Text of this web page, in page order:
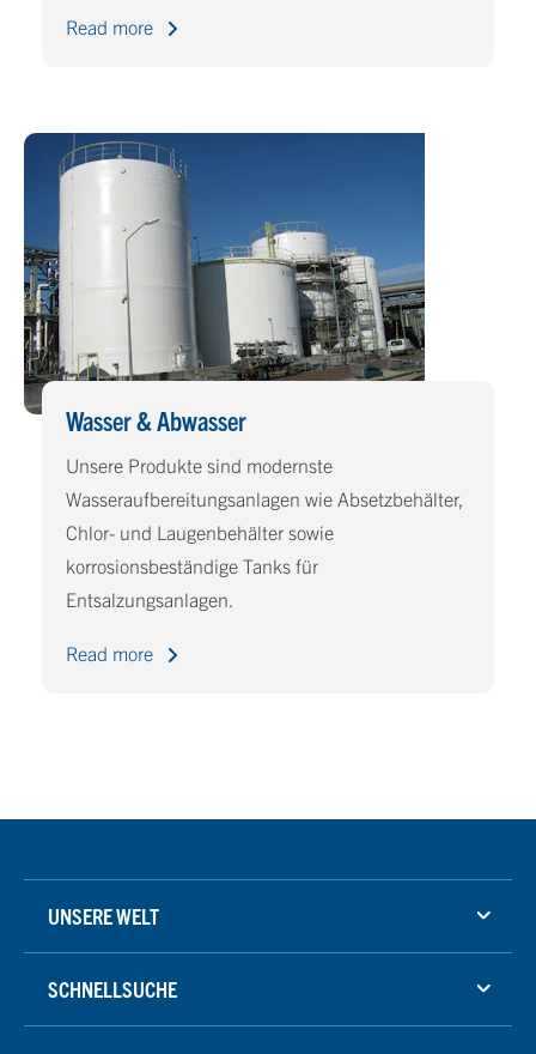
Read more
Wasser & Abwasser
Unsere Produkte sind modernste
Wasseraufbereitungsanlagen wie Absetzbehälter,
Chlor- und Laugenbehälter sowie
korrosionsbeständige Tanks für
Entsalzungsanlagen.
Read more
UNSERE WELT
SCHNELLSUCHE